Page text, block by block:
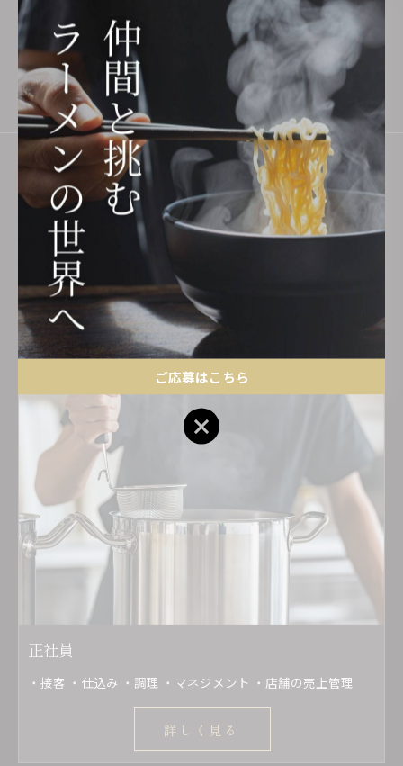
岡市で後押ししております。
福岡市でFCパートナーとして挑戦
働きながら段階的に学べる安心の指導
求人一覧
働き方に合わせて様々な求人情報を公開し、調理や接客を中
心に、成長を支える環境を福岡市で整えております。
ラーメンの世界で新たな一歩を踏み出していただけます。
正社員
・接客 ・仕込み ・調理 ・マネジメント ・店舗の売上管理
詳しく見る
ご応募はこちら
ご応募はこちら